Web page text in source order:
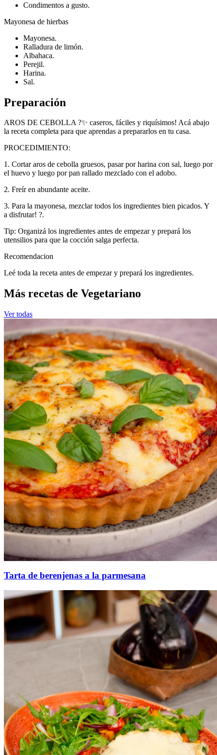
Condimentos a gusto.
Mayonesa de hierbas
Mayonesa.
Ralladura de limón.
Albahaca.
Perejil.
Harina.
Sal.
Preparación
AROS DE CEBOLLA ?✨ caseros, fáciles y riquísimos! Acá abajo
la receta completa para que aprendas a prepararlos en tu casa.
PROCEDIMIENTO:
1. Cortar aros de cebolla gruesos, pasar por harina con sal, luego por
el huevo y luego por pan rallado mezclado con el adobo.
2. Freír en abundante aceite.
3. Para la mayonesa, mezclar todos los ingredientes bien picados. Y
a disfrutar! ?.
Tip: Organizá los ingredientes antes de empezar y prepará los
utensilios para que la cocción salga perfecta.
Recomendacion
Leé toda la receta antes de empezar y prepará los ingredientes.
Más recetas de Vegetariano
Ver todas
Tarta de berenjenas a la parmesana